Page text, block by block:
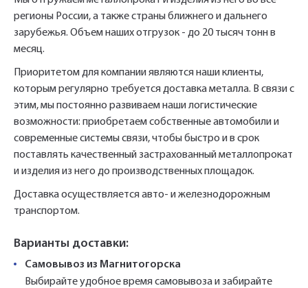
регионы России, а также страны ближнего и дальнего
зарубежья. Объем наших отгрузок - до 20 тысяч тонн в
месяц.
Приоритетом для компании являются наши клиенты,
которым регулярно требуется доставка металла. В связи с
этим, мы постоянно развиваем наши логистические
возможности: приобретаем собственные автомобили и
современные системы связи, чтобы быстро и в срок
поставлять качественный застрахованный металлопрокат
и изделия из него до производственных площадок.
Доставка осуществляется авто- и железнодорожным
транспортом.
Варианты доставки:
Самовывоз из Магнитогорска
Выбирайте удобное время самовывоза и забирайте
Быстрый заказ
персональных данных.
нами в ближайшее время
Ваш заказ будет обработан нами в
регистрации отправлена на указанный
вами почтовый адрес. Перейдите по
дней.
Нажимая на кнопку «Отправить» вы
автоматически соглашаетесь с«Политикой
конфиденциальности»
Нажимая на кнопку «Отправить» вы
автоматически соглашаетесь с«Политикой
конфиденциальности»